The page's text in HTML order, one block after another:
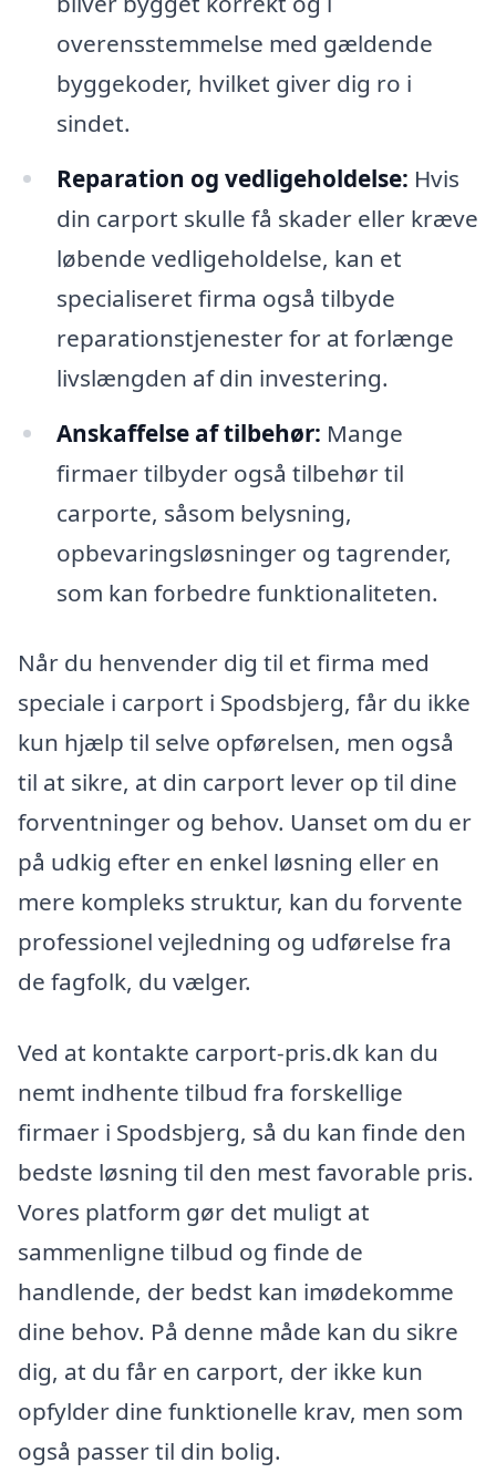
overensstemmelse med gældende
byggekoder, hvilket giver dig ro i
sindet.
Reparation og vedligeholdelse: Hvis
din carport skulle få skader eller kræve
løbende vedligeholdelse, kan et
specialiseret firma også tilbyde
reparationstjenester for at forlænge
livslængden af din investering.
Anskaffelse af tilbehør: Mange
firmaer tilbyder også tilbehør til
carporte, såsom belysning,
opbevaringsløsninger og tagrender,
som kan forbedre funktionaliteten.
Når du henvender dig til et firma med
speciale i carport i Spodsbjerg, får du ikke
kun hjælp til selve opførelsen, men også
til at sikre, at din carport lever op til dine
forventninger og behov. Uanset om du er
på udkig efter en enkel løsning eller en
mere kompleks struktur, kan du forvente
professionel vejledning og udførelse fra
de fagfolk, du vælger.
Ved at kontakte carport-pris.dk kan du
nemt indhente tilbud fra forskellige
firmaer i Spodsbjerg, så du kan finde den
bedste løsning til den mest favorable pris.
Vores platform gør det muligt at
sammenligne tilbud og finde de
handlende, der bedst kan imødekomme
dine behov. På denne måde kan du sikre
dig, at du får en carport, der ikke kun
opfylder dine funktionelle krav, men som
også passer til din bolig.